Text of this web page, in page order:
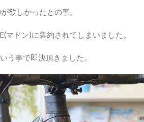
欲しかったとの事。
ドン)に集約されてしまいました。
う事で即決頂きました。